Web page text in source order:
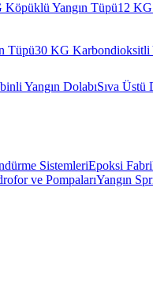
Köpüklü Yangın Tüpü12
Tüpü30 KG Karbondioksitli
Yangın DolabıSıva Üstü
SistemleriEpoksi
ve PompalarıYangın